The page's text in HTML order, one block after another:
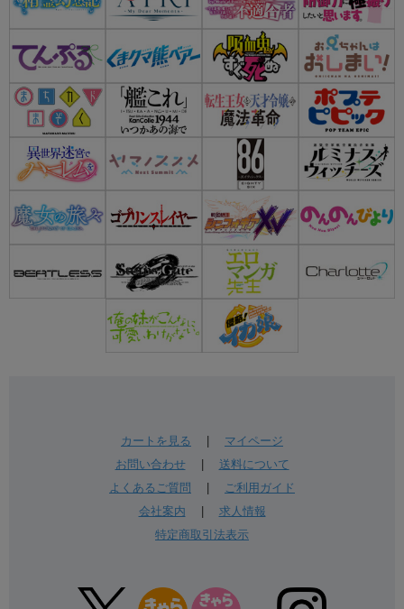
カートを見る
マイページ
お問い合わせ| 送料について
よくあるご質問
ご利用ガイド
会社案内
求人情報
特定商取引法表示